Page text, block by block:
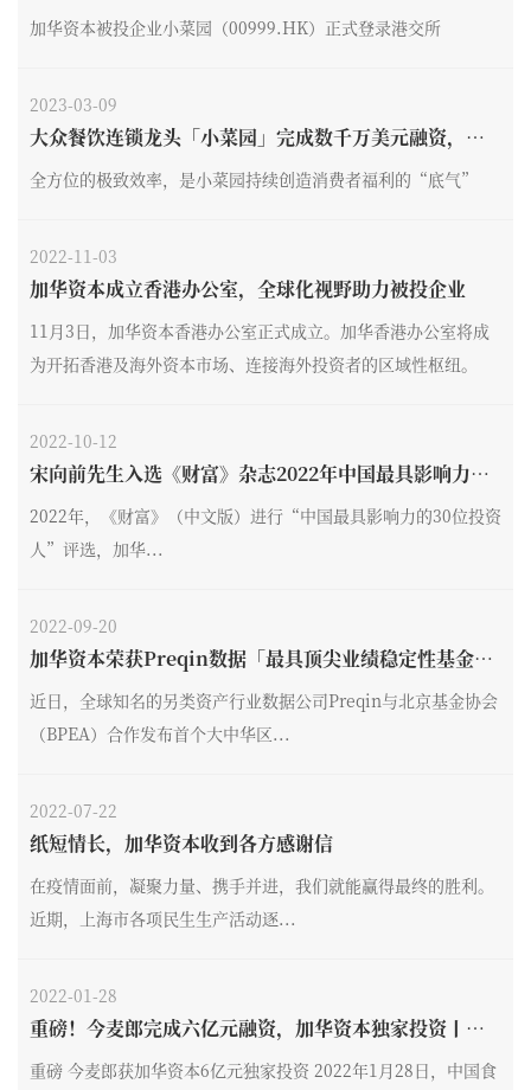
加华资本被投企业小菜园（00999.HK）正式登录港交所
2023-03-09
大众餐饮连锁龙头「小菜园」完成数千万美元融资，加
全方位的极致效率，是小菜园持续创造消费者福利的“底气”
2022-11-03
加华资本成立香港办公室，全球化视野助力被投企业
11月3日，加华资本香港办公室正式成立。加华香港办公室将成
为开拓香港及海外资本市场、连接海外投资者的区域性枢纽。
2022-10-12
宋向前先生入选《财富》杂志2022年中国最具影响力投
2022年，《财富》（中文版）进行“中国最具影响力的30位投资
人”评选，加华...
2022-09-20
加华资本荣获Preqin数据「最具顶尖业绩稳定性基金T
近日，全球知名的另类资产行业数据公司Preqin与北京基金协会
（BPEA）合作发布首个大中华区...
2022-07-22
纸短情长，加华资本收到各方感谢信
在疫情面前，凝聚力量、携手并进，我们就能赢得最终的胜利。
近期，上海市各项民生生产活动逐...
2022-01-28
重磅！今麦郎完成六亿元融资，加华资本独家投资丨加
重磅 今麦郎获加华资本6亿元独家投资 2022年1月28日，中国食